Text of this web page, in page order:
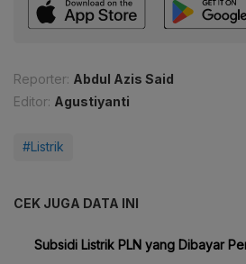
Reporter: Abdul Azis Said
Editor: Agustiyanti
#Listrik
CEK JUGA DATA INI